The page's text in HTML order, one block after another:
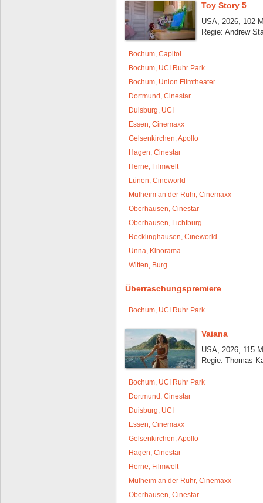
Toy Story 5
USA, 2026, 102
Regie: Andrew
Bochum, Capitol
Bochum, UCI Ruhr Park
Bochum, Union Filmtheater
Dortmund, Cinestar
Duisburg, UCI
Essen, Cinemaxx
Gelsenkirchen, Apollo
Hagen, Cinestar
Herne, Filmwelt
Lünen, Cineworld
Mülheim an der Ruhr, Cinemaxx
Oberhausen, Cinestar
Oberhausen, Lichtburg
Recklinghausen, Cineworld
Unna, Kinorama
Witten, Burg
Überraschungspremiere
Bochum, UCI Ruhr Park
Vaiana
USA, 2026, 115
Regie: Thomas
Bochum, UCI Ruhr Park
Dortmund, Cinestar
Duisburg, UCI
Essen, Cinemaxx
Gelsenkirchen, Apollo
Hagen, Cinestar
Herne, Filmwelt
Mülheim an der Ruhr, Cinemaxx
Oberhausen, Cinestar